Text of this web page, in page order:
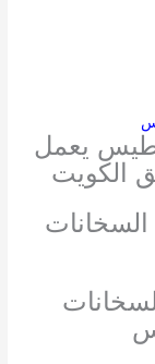
يعمل
الكويت